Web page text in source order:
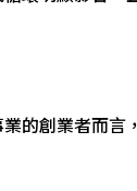
的創業者而言